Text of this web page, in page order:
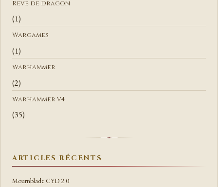
Reve de Dragon
(1)
Wargames
(1)
Warhammer
(2)
Warhammer v4
(35)
ARTICLES RÉCENTS
Mournblade CYD 2.0